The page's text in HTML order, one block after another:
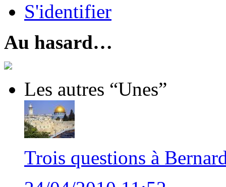
S'identifier
Au hasard…
Les autres “Unes”
Trois questions à